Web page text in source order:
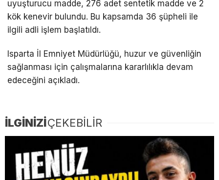
uyuşturucu madde, 276 adet sentetik madde ve 2
kök kenevir bulundu. Bu kapsamda 36 şüpheli ile
ilgili adli işlem başlatıldı.
Isparta İl Emniyet Müdürlüğü, huzur ve güvenliğin
sağlanması için çalışmalarına kararlılıkla devam
edeceğini açıkladı.
İLGİNİZİÇEKEBİLİR